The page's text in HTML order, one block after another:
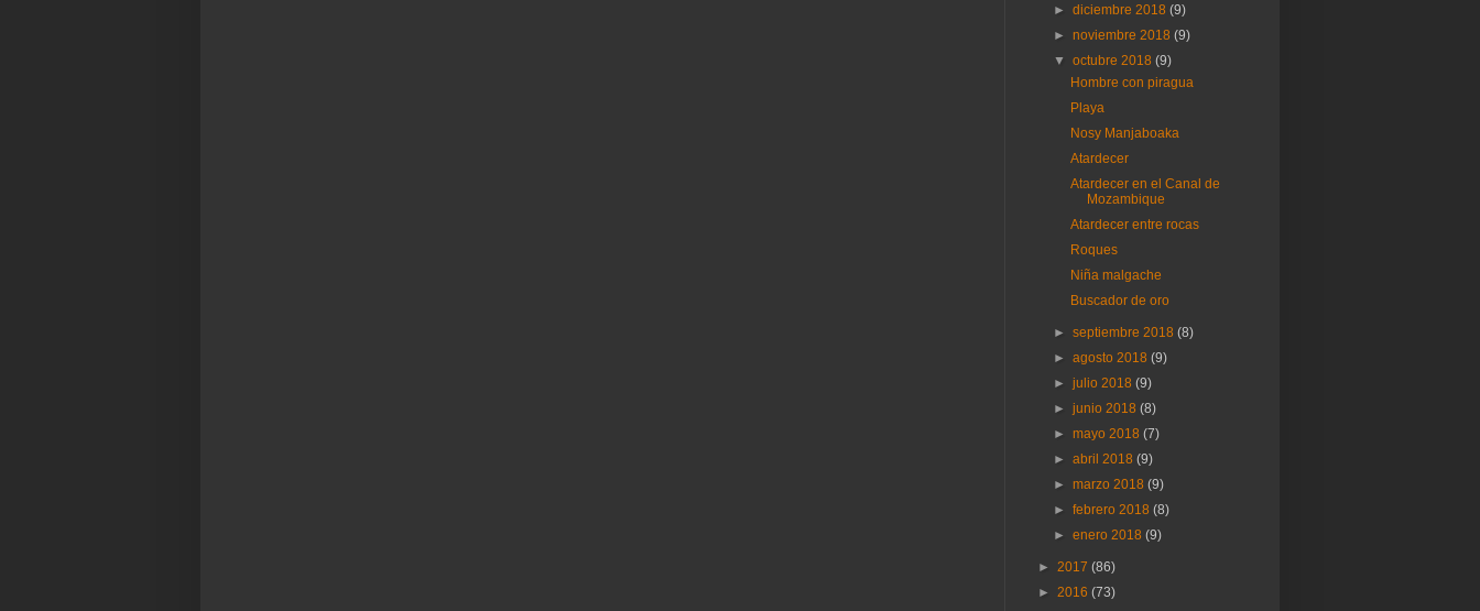
►diciembre 2018(9)
►noviembre 2018(9)
▼octubre 2018(9)
Hombre con piragua
Playa
Nosy Manjaboaka
Atardecer
Atardecer en el Canal de
Mozambique
Atardecer entre rocas
Roques
Niña malgache
Buscador de oro
►septiembre 2018(8)
►agosto 2018(9)
►julio 2018(9)
►junio 2018(8)
►mayo 2018(7)
►abril 2018(9)
►marzo 2018(9)
►febrero 2018(8)
►enero 2018(9)
► 2017 (86)
► 2016 (73)